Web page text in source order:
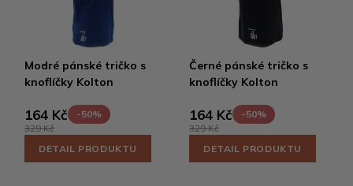
Modré pánské tričko s
knoflíčky Kolton
164 Kč
-50%
329 Kč
DETAIL PRODUKTU
Černé pánské tričko s
knoflíčky Kolton
164 Kč
-50%
329 Kč
DETAIL PRODUKTU